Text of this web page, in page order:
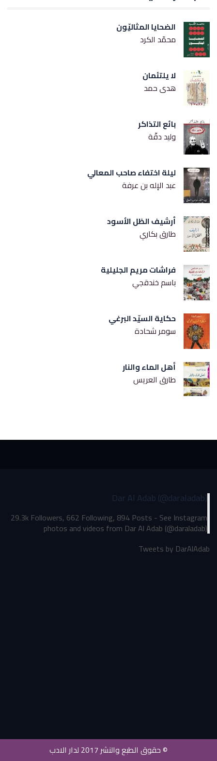
الضحايا المثاليّون
محمّد الكرد
لا يلتئمان
هدى حمد
بائع التذاكر
وليد دقّة
ليلة اختفاء صاحب المعالي
عبد الإله بن عرفة
أرشيف الظل الأسود
طارق بكاري
فراشات مريم الجليلية
باسم خندقجي
حكاية السيّد البرغي
سومر شحادة
أهل الماء والنار
طارق العريس
Dar Al Adab (@daraladab)
29.3k Followers, 662 Following, 894 Posts - See Instagram
photos and videos from Dar Al Adab (@daraladab)
Tweets by DarAlAdab
© حقوق الطبع والنشر 2017 لدار الادب